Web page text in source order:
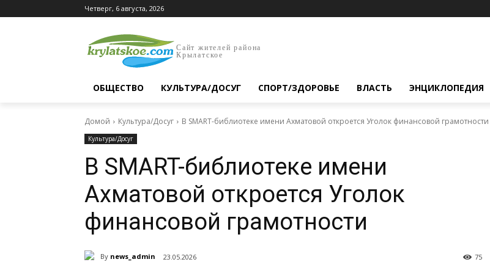
Четверг, 6 августа, 2026
Сайт жителей района
Крылатское
ОБЩЕСТВО КУЛЬТУРА/ДОСУГ СПОРТ/ЗДОРОВЬЕ ВЛАСТЬ ЭНЦИКЛОПЕДИЯ
Домой Культура/Досуг В SMART-библиотеке имени Ахматовой откроется Уголок финансовой грамотности
Культура/Досуг
В SMART-библиотеке имени
Ахматовой откроется Уголок
финансовой грамотности
By news_admin 23.05.2026 75